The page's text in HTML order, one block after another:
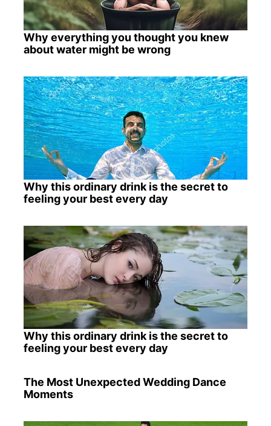
Why everything you thought you knew
about water might be wrong
Why this ordinary drink is the secret to
feeling your best every day
Why this ordinary drink is the secret to
feeling your best every day
The Most Unexpected Wedding Dance
Moments